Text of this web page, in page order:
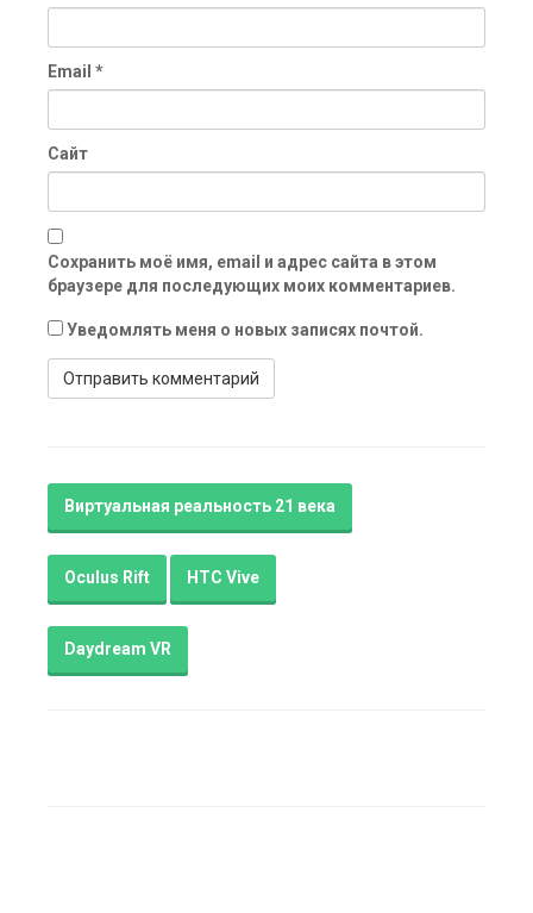
Email *
Сайт
Сохранить моё имя, email и адрес сайта в этом
браузере для последующих моих комментариев.
Уведомлять меня о новых записях почтой.
Виртуальная реальность 21 века
Oculus Rift HTC Vive
Daydream VR